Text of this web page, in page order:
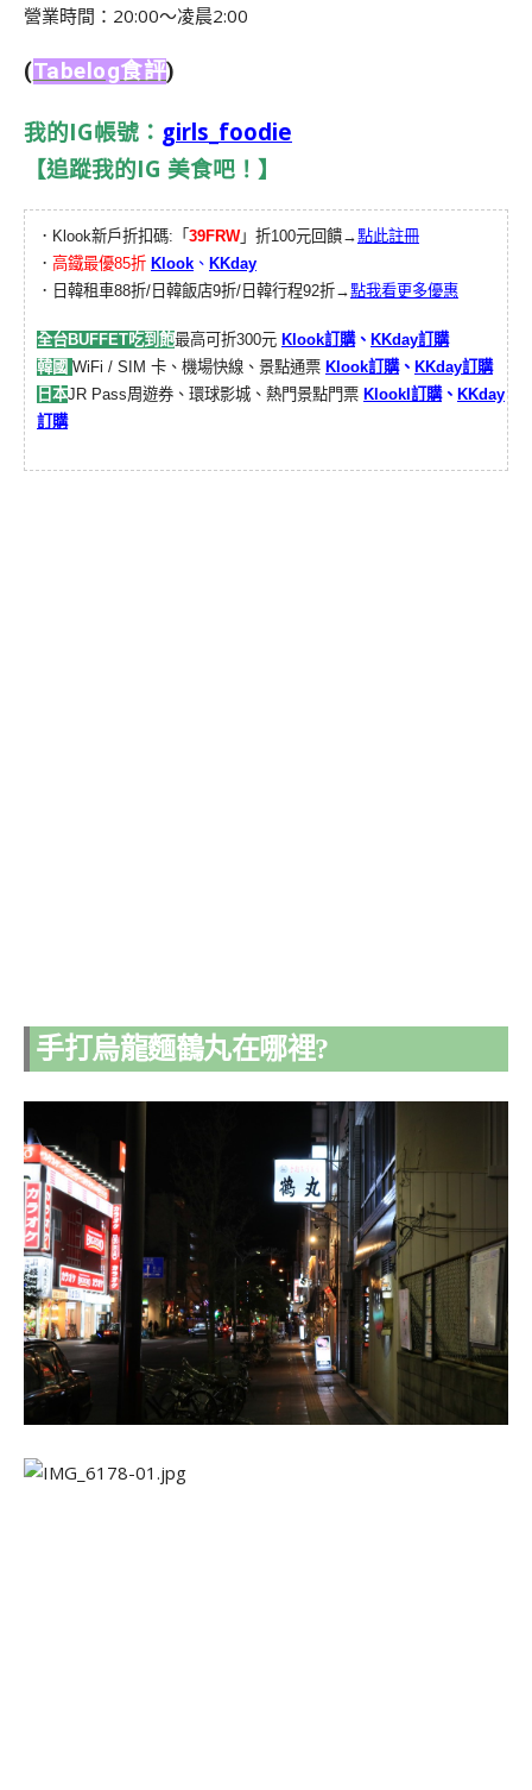
營業時間：20:00～凌晨2:00
(Tabelog食評)
我的IG帳號： girls_foodie
【追蹤我的IG 美食吧！】
．Klook新戶折扣碼:「 39FRW」折100元回饋→點此註冊
． 高鐵最優85折 Klook 、 KKday
．日韓租車88折/日韓飯店9折/日韓行程92折→點我看更多優惠
全台BUFFET吃到飽最高可折300元 Klook訂購、 KKday訂購
韓國 WiFi / SIM 卡、機場快線、景點通票 Klook訂購、 KKday訂購
日本JR Pass周遊券、環球影城、熱門景點門票 KlookI訂購、 KKday
訂購
手打烏龍麵鶴丸在哪裡?